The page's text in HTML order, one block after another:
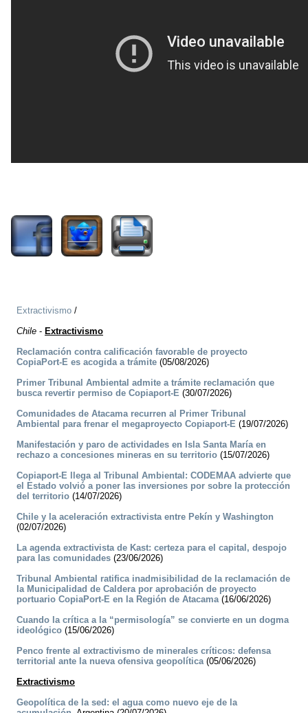
Extractivismo /
Chile - Extractivismo
Reclamación contra calificación favorable de proyecto
CopiaPort-E es acogida a trámite (05/08/2026)
Primer Tribunal Ambiental admite a trámite reclamación que
busca revertir permiso de Copiaport-E (30/07/2026)
Comunidades de Atacama recurren al Primer Tribunal
Ambiental para frenar el megaproyecto Copiaport-E (19/07/2026)
Manifestación y paro de actividades en Isla Santa María en
rechazo a concesiones mineras en su territorio (15/07/2026)
Copiaport-E llega al Tribunal Ambiental: CODEMAA advierte que
el Estado volvió a poner las inversiones por sobre la protección
del territorio (14/07/2026)
Chile y la aceleración extractivista entre Pekín y Washington
(02/07/2026)
La agenda extractivista de Kast: certeza para el capital, despojo
para las comunidades (23/06/2026)
Tribunal Ambiental ratifica inadmisibilidad de la reclamación de
la Municipalidad de Caldera por aprobación de proyecto
portuario CopiaPort-E en la Región de Atacama(16/06/2026)
Cuando la crítica a la “permisología” se convierte en un dogma
ideológico (15/06/2026)
Penco frente al extractivismo de minerales críticos: defensa
territorial ante la nueva ofensiva geopolítica(05/06/2026)
Extractivismo
Geopolítica de la sed: el agua como nuevo eje de la